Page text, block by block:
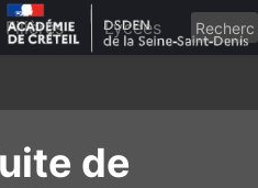
Filières Lycées
de